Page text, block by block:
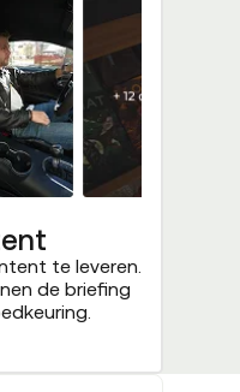
te leveren.
de briefing